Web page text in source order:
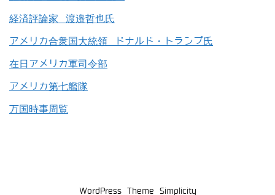
経済評論家 渡邉哲也氏
アメリカ合衆国大統領 ドナルド・トランプ氏
在日アメリカ軍司令部
アメリカ第七艦隊
万国時事周覧
WordPress Theme Simplicity